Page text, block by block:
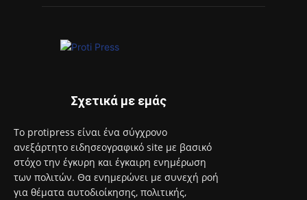
Σχετικά με εμάς
Το protipress είναι ένα σύγχρονο
ανεξάρτητο ειδησεογραφικό site με βασικό
στόχο την έγκυρη και έγκαιρη ενημέρωση
των πολιτών. Θα ενημερώνει με συνεχή ροή
για θέματα αυτοδιοίκησης, πολιτικής,